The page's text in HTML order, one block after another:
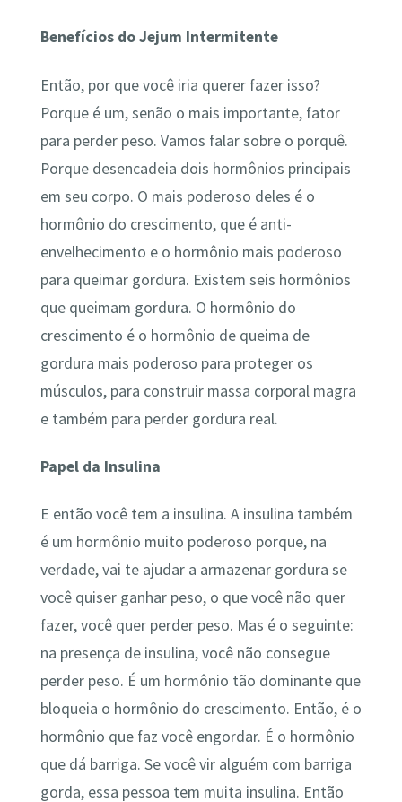
Benefícios do Jejum Intermitente
Então, por que você iria querer fazer isso?
Porque é um, senão o mais importante, fator
para perder peso. Vamos falar sobre o porquê.
Porque desencadeia dois hormônios principais
em seu corpo. O mais poderoso deles é o
hormônio do crescimento, que é anti-
envelhecimento e o hormônio mais poderoso
para queimar gordura. Existem seis hormônios
que queimam gordura. O hormônio do
crescimento é o hormônio de queima de
gordura mais poderoso para proteger os
músculos, para construir massa corporal magra
e também para perder gordura real.
Papel da Insulina
E então você tem a insulina. A insulina também
é um hormônio muito poderoso porque, na
verdade, vai te ajudar a armazenar gordura se
você quiser ganhar peso, o que você não quer
fazer, você quer perder peso. Mas é o seguinte:
na presença de insulina, você não consegue
perder peso. É um hormônio tão dominante que
bloqueia o hormônio do crescimento. Então, é o
hormônio que faz você engordar. É o hormônio
que dá barriga. Se você vir alguém com barriga
gorda, essa pessoa tem muita insulina. Então